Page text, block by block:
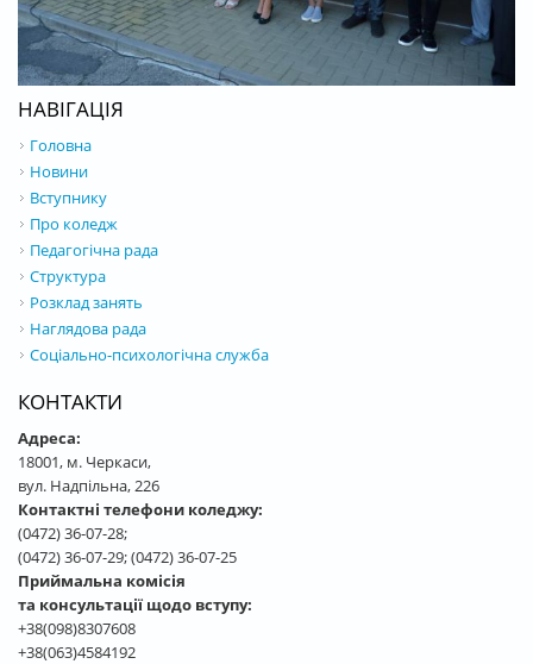
НАВІГАЦІЯ
Головна
Новини
Вступнику
Про коледж
Педагогічна рада
Структура
Розклад занять
Наглядова рада
Соціально-психологічна служба
КОНТАКТИ
Адреса:
18001, м. Черкаси,
вул. Надпільна, 226
Контактні телефони коледжу:
(0472) 36-07-28;
(0472) 36-07-29; (0472) 36-07-25
Приймальна комісія
та консультації щодо вступу:
+38(098)8307608
+38(063)4584192